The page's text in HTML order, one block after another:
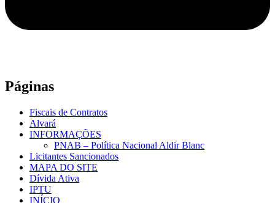
Páginas
Fiscais de Contratos
Alvará
INFORMAÇÕES
PNAB – Política Nacional Aldir Blanc
Licitantes Sancionados
MAPA DO SITE
Dívida Ativa
IPTU
INÍCIO